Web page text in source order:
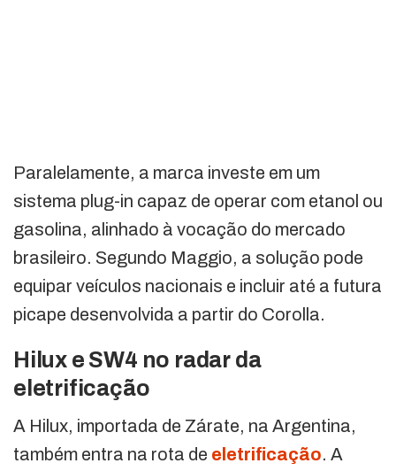
Paralelamente, a marca investe em um
sistema plug-in capaz de operar com etanol ou
gasolina, alinhado à vocação do mercado
brasileiro. Segundo Maggio, a solução pode
equipar veículos nacionais e incluir até a futura
picape desenvolvida a partir do Corolla.
Hilux e SW4 no radar da
eletrificação
A Hilux, importada de Zárate, na Argentina,
também entra na rota de eletrificação. A